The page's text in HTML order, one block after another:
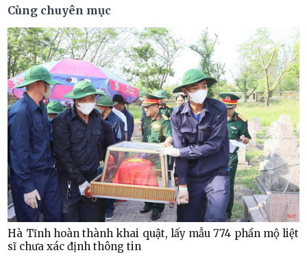
Cùng chuyên mục
Hà Tĩnh hoàn thành khai quật, lấy mẫu 774 phần mộ liệt
sĩ chưa xác định thông tin